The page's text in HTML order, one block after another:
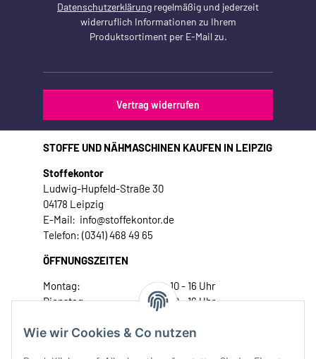
Wie wir Cookies & Co nutzen
Datenschutzerklärung regelmäßig und jederzeit
widerruflich Informationen zu Ihrem
Produktsortiment per E-Mail zu.
Vertrag widerrufen
STOFFE UND NÄHMASCHINEN KAUFEN IN LEIPZIG
Stoffekontor
Ludwig-Hupfeld-Straße 30
04178 Leipzig
E-Mail: info@stoffekontor.de
Telefon: (0341) 468 49 65
ÖFFNUNGSZEITEN
Montag:
10 - 16 Uhr
Dienstag:
10 - 16 Uhr
Donnerstag:
10 - 18 Uhr